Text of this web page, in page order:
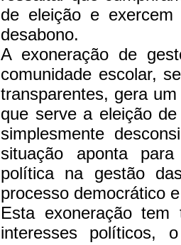
de eleição e
desabono.
A exoneração de
comunidade escolar,
transparentes, gera
que serve a eleição
simplesmente
situação aponta
política na gestão
processo democrático
Esta exoneração
interesses políticos,